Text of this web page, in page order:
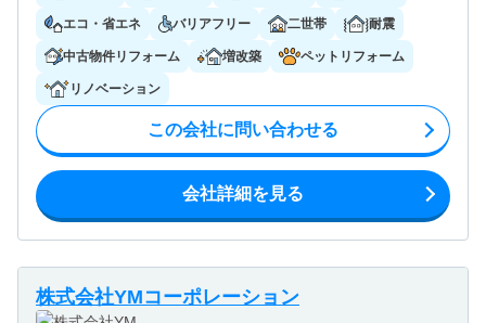
エコ・省エネ バリアフリー 二世帯 耐震
中古物件リフォーム 増改築 ペットリフォーム
リノベーション
この会社に問い合わせる
会社詳細を見る
株式会社YMコーポレーション